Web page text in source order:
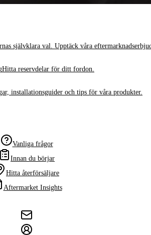
självklara val. Upptäck våra
Hitta reservdelar för ditt fordon.
installationsguider och tips för våra produkter.
Vanliga frågor
Innan du börjar
Hitta återförsäljare
Aftermarket Insights